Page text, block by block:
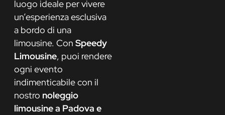
luogo ideale per vivere
un’esperienza esclusiva
a bordo di una
limousine. Con Speedy
Limousine, puoi rendere
ogni evento
indimenticabile con il
nostro noleggio
limousine a Padova e